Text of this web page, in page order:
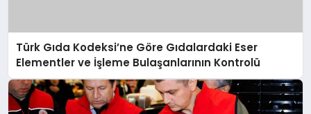
Türk Gıda Kodeksi’ne Göre Gıdalardaki Eser
Elementler ve İşleme Bulaşanlarının Kontrolü